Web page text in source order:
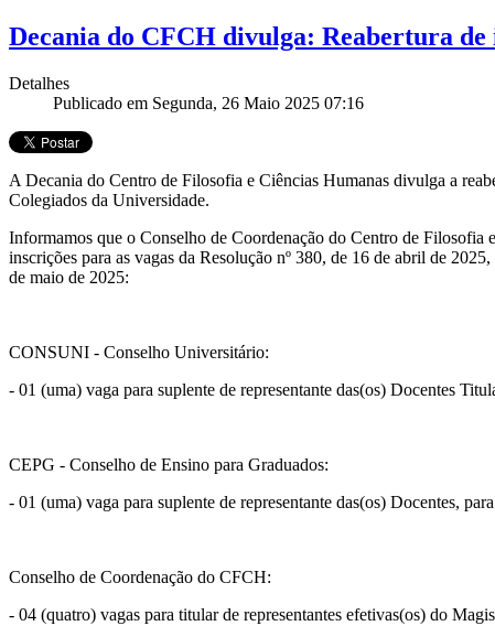
Decania do CFCH divulga: Reabertura
Detalhes
Publicado em Segunda, 26 Maio 2025 07:16
A Decania do Centro de Filosofia e Ciências Humanas divulga a
Colegiados da Universidade.
Informamos que o Conselho de Coordenação do Centro de
inscrições para as vagas da Resolução nº 380, de 16 de abril de
de maio de 2025:
CONSUNI - Conselho Universitário:
- 01 (uma) vaga para suplente de representante das(os) Docentes
CEPG - Conselho de Ensino para Graduados:
- 01 (uma) vaga para suplente de representante das(os) Docentes,
Conselho de Coordenação do CFCH:
- 04 (quatro) vagas para titular de representantes efetivas(os) do